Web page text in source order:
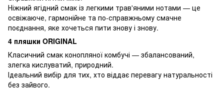
Ніжний ягідний смак із легкими трав'яними нотами — це
освіжаюче, гармонійне та по-справжньому смачне
поєднання, яке хочеться пити знову і знову.
4 пляшки ORIGINAL
Класичний смак конопляної комбучі — збалансований,
злегка кислуватий, природний.
Ідеальний вибір для тих, хто віддає перевагу натуральності
без зайвого.